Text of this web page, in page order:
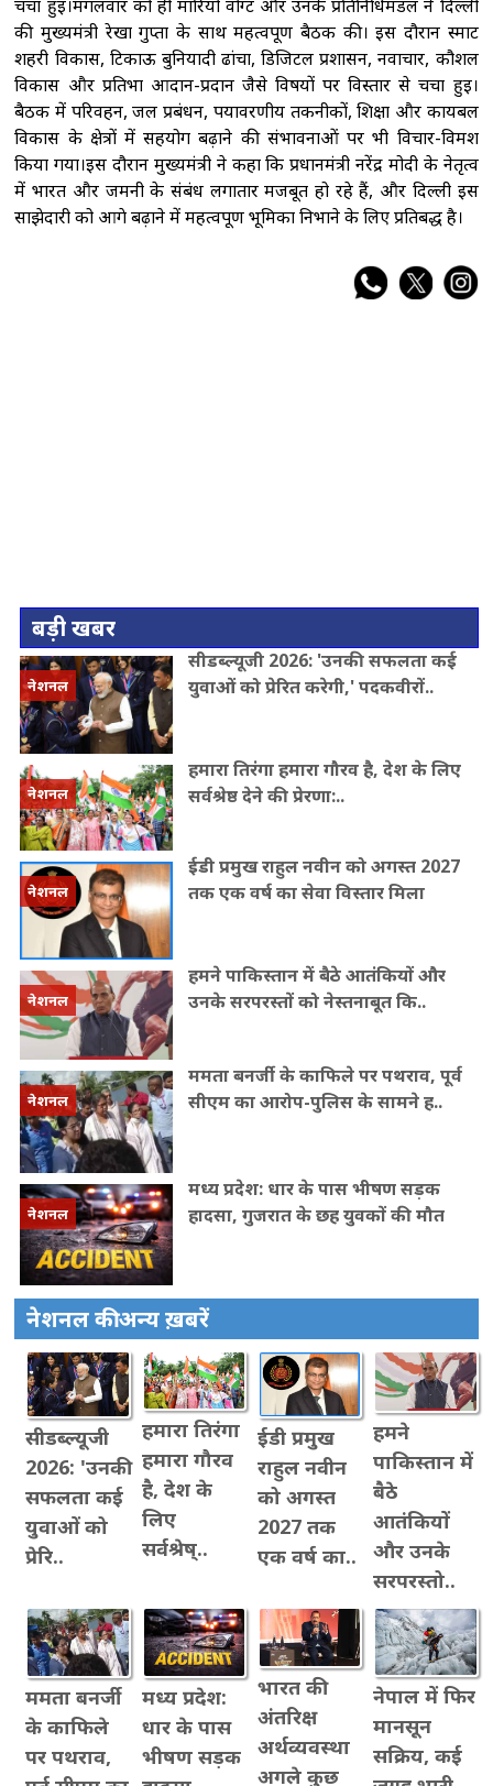
चर्चा हुई।मंगलवार को ही मारियो वोग्ट और उनके प्रतिनिधिमंडल ने दिल्ली
की मुख्यमंत्री रेखा गुप्ता के साथ महत्वपूर्ण बैठक की। इस दौरान स्मार्ट
शहरी विकास, टिकाऊ बुनियादी ढांचा, डिजिटल प्रशासन, नवाचार, कौशल
विकास और प्रतिभा आदान-प्रदान जैसे विषयों पर विस्तार से चर्चा हुई।
बैठक में परिवहन, जल प्रबंधन, पर्यावरणीय तकनीकों, शिक्षा और कार्यबल
विकास के क्षेत्रों में सहयोग बढ़ाने की संभावनाओं पर भी विचार-विमर्श
किया गया।इस दौरान मुख्यमंत्री ने कहा कि प्रधानमंत्री नरेंद्र मोदी के नेतृत्व
में भारत और जर्मनी के संबंध लगातार मजबूत हो रहे हैं, और दिल्ली इस
साझेदारी को आगे बढ़ाने में महत्वपूर्ण भूमिका निभाने के लिए प्रतिबद्ध है।
बड़ी खबर
नेशनल
सीडब्ल्यूजी 2026: 'उनकी सफलता कई
युवाओं को प्रेरित करेगी,' पदकवीरों..
नेशनल
हमारा तिरंगा हमारा गौरव है, देश के लिए
सर्वश्रेष्ठ देने की प्रेरणा:..
नेशनल
ईडी प्रमुख राहुल नवीन को अगस्त 2027
तक एक वर्ष का सेवा विस्तार मिला
नेशनल
हमने पाकिस्तान में बैठे आतंकियों और
उनके सरपरस्तों को नेस्तनाबूत कि..
नेशनल
ममता बनर्जी के काफिले पर पथराव, पूर्व
सीएम का आरोप-पुलिस के सामने ह..
नेशनल
मध्य प्रदेश: धार के पास भीषण सड़क
हादसा, गुजरात के छह युवकों की मौत
नेशनल की अन्य ख़बरें
सीडब्ल्यूजी
2026: 'उनकी
सफलता कई
युवाओं को
प्रेरि..
हमारा तिरंगा
हमारा गौरव
है, देश के
लिए
सर्वश्रेष्..
ईडी प्रमुख
राहुल नवीन
को अगस्त
2027 तक
एक वर्ष का..
हमने
पाकिस्तान में
बैठे
आतंकियों
और उनके
सरपरस्तो..
ममता बनर्जी
के काफिले
पर पथराव,
मध्य प्रदेश:
धार के पास
भीषण सड़क
भारत की
अंतरिक्ष
अर्थव्यवस्था
अगले कुछ
नेपाल में फिर
मानसून
सक्रिय, कई